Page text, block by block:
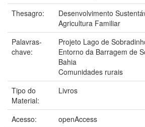
Thesagro:
Desenvolvimento
Agricultura Familiar
Palavras-
chave:
Projeto Lago de
Entorno da Barragem de
Bahia
Comunidades rurais
Tipo do
Material:
Livros
Acesso:
openAccess